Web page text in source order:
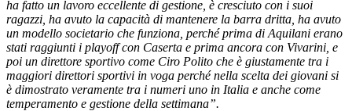
ha fatto un lavoro eccellente di gestione, è cresciuto con i suoi
ragazzi, ha avuto la capacità di mantenere la barra dritta, ha avuto
un modello societario che funziona, perché prima di Aquilani erano
stati raggiunti i playoff con Caserta e prima ancora con Vivarini, e
poi un direttore sportivo come Ciro Polito che è giustamente tra i
maggiori direttori sportivi in voga perché nella scelta dei giovani si
è dimostrato veramente tra i numeri uno in Italia e anche come
temperamento e gestione della settimana”.